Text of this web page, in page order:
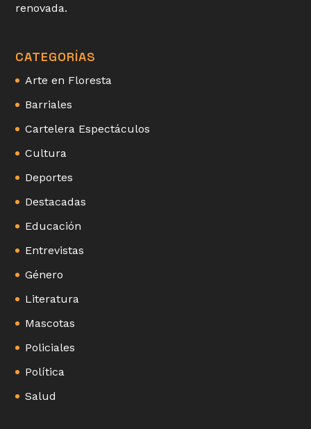
renovada.
CATEGORÍAS
Arte en Floresta
Barriales
Cartelera Espectáculos
Cultura
Deportes
Destacadas
Educación
Entrevistas
Género
Literatura
Mascotas
Policiales
Política
Salud